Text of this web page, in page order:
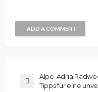
ADD A COMMENT
Alpe-Adria
Tipps für eine